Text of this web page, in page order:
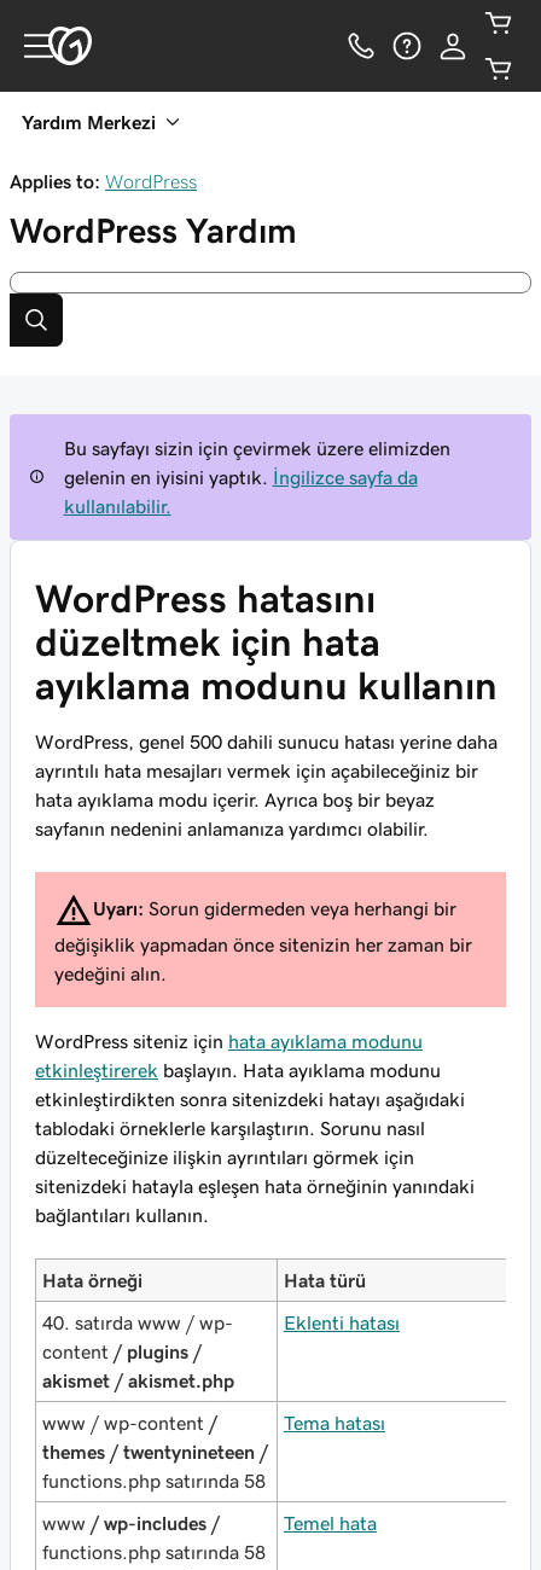
Yardım Merkezi
Applies to: WordPress
WordPress Yardım
Bu sayfayı sizin için çevirmek üzere elimizden
gelenin en iyisini yaptık.
İngilizce sayfa da
kullanılabilir.
WordPress hatasını
düzeltmek için hata
ayıklama modunu kullanın
WordPress, genel 500 dahili sunucu hatası yerine daha
ayrıntılı hata mesajları vermek için açabileceğiniz bir
hata ayıklama modu içerir. Ayrıca boş bir beyaz
sayfanın nedenini anlamanıza yardımcı olabilir.
Uyarı: Sorun gidermeden veya herhangi bir
değişiklik yapmadan önce sitenizin her zaman bir
yedeğini alın.
WordPress siteniz için hata ayıklama modunu
etkinleştirerek başlayın. Hata ayıklama modunu
etkinleştirdikten sonra sitenizdeki hatayı aşağıdaki
tablodaki örneklerle karşılaştırın. Sorunu nasıl
düzelteceğinize ilişkin ayrıntıları görmek için
sitenizdeki hatayla eşleşen hata örneğinin yanındaki
bağlantıları kullanın.
Hata örneği Hata türü
40. satırda www / wp-
content / plugins /
akismet / akismet.php
Eklenti hatası
www / wp-content /
themes / twentynineteen /
functions.php satırında 58
Tema hatası
www / wp-includes /
functions.php satırında 58
Temel hata